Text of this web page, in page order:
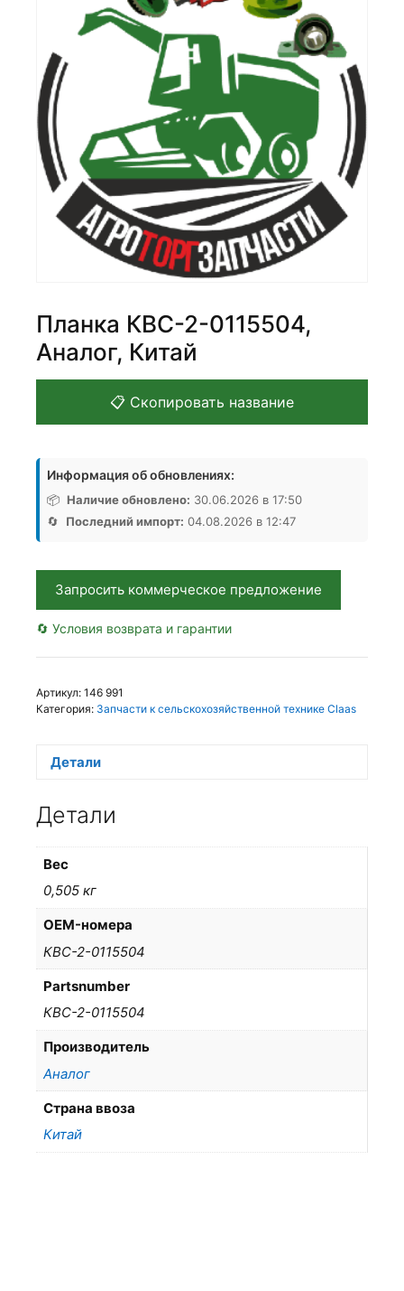
Планка КВС-2-0115504,
Аналог, Китай
📋 Скопировать название
Информация об обновлениях:
📦 Наличие обновлено: 30.06.2026 в 17:50
🔄
Последний импорт: 04.08.2026 в 12:47
Запросить коммерческое предложение
🔄 Условия возврата и гарантии
Артикул: 146 991
Категория: Запчасти к сельскохозяйственной технике Claas
Детали
Детали
Вес
0,505 кг
OEM-номера
КВС-2-0115504
Partsnumber
КВС-2-0115504
Производитель
Аналог
Страна ввоза
Китай